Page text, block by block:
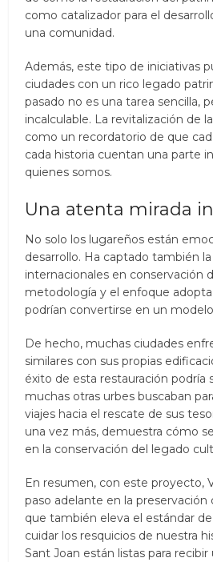
como catalizador para el
una comunidad.
Además, este tipo de iniciativas
ciudades con un rico legado
pasado no es una tarea sencilla,
incalculable. La revitalización de
como un recordatorio de que
cada historia cuentan una parte
quienes somos.
Una atenta mirada
No solo los lugareños están
desarrollo. Ha captado también
internacionales en conservación
metodología y el enfoque
podrían convertirse en un
De hecho, muchas ciudades
similares con sus propias
éxito de esta restauración podría
muchas otras urbes buscaban
viajes hacia el rescate de sus
una vez más, demuestra cómo
en la conservación del legado
En resumen, con este proyecto,
paso adelante en la preservación
que también eleva el estándar
cuidar los resquicios de nuestra
Sant Joan están listas para